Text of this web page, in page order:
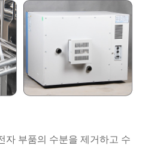
자 부품의 수분을 제거하고 수